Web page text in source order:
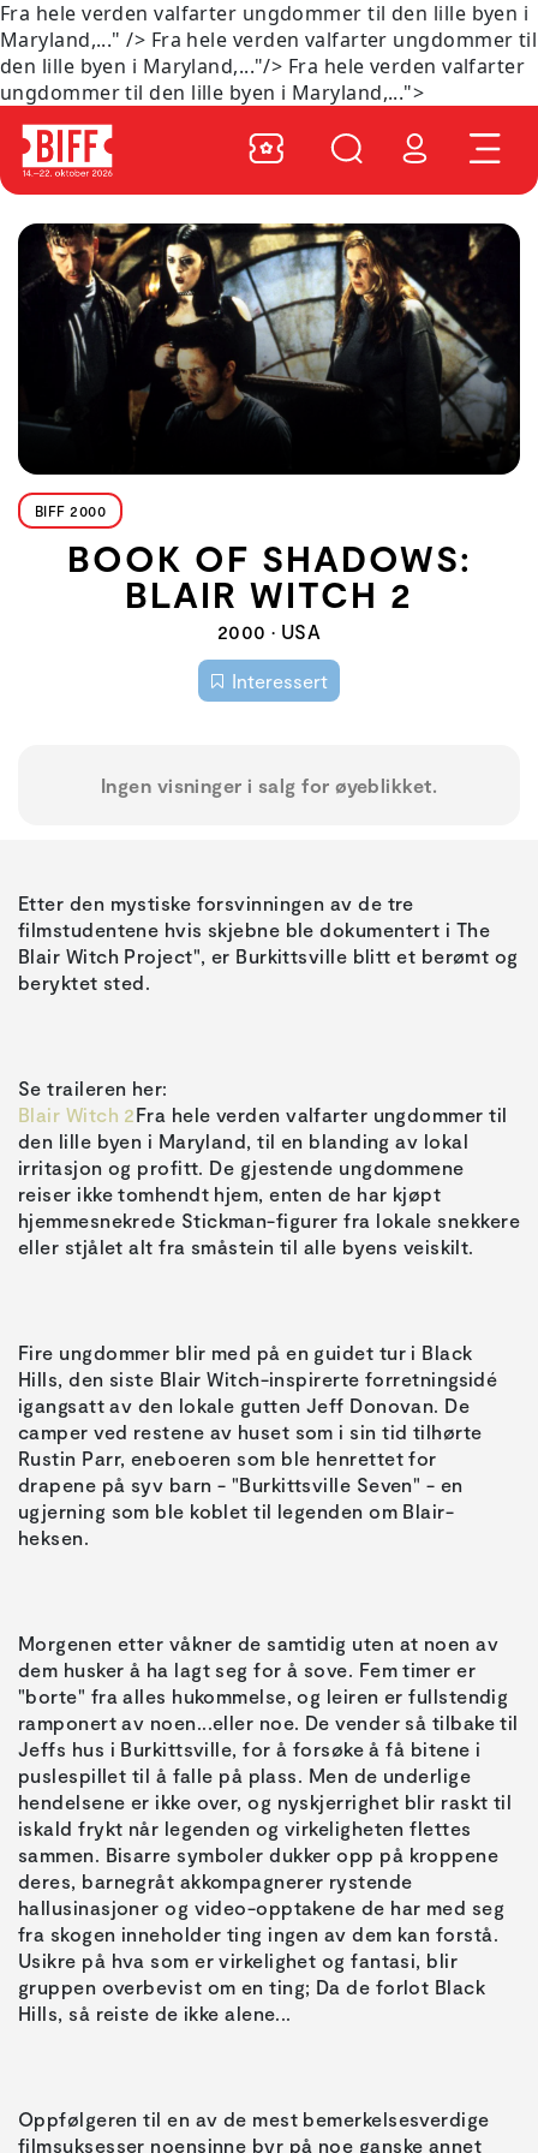
Fra hele verden valfarter ungdommer til den lille byen i
Maryland,..." /> Fra hele verden valfarter ungdommer til
den lille byen i Maryland,..."/> Fra hele verden valfarter
ungdommer til den lille byen i Maryland,...">
BIFF 2000
BOOK OF SHADOWS:
BLAIR WITCH 2
2000 • USA
Interessert
Ingen visninger i salg for øyeblikket.
Etter den mystiske forsvinningen av de tre
filmstudentene hvis skjebne ble dokumentert i The
Blair Witch Project", er Burkittsville blitt et berømt og
Blair Witch 2Fra hele verden valfarter ungdommer til
den lille byen i Maryland, til en blanding av lokal
irritasjon og profitt. De gjestende ungdommene
reiser ikke tomhendt hjem, enten de har kjøpt
hjemmesnekrede Stickman-figurer fra lokale snekkere
Fire ungdommer blir med på en guidet tur i Black
Hills, den siste Blair Witch-inspirerte forretningsidé
igangsatt av den lokale gutten Jeff Donovan. De
camper ved restene av huset som i sin tid tilhørte
Rustin Parr, eneboeren som ble henrettet for
drapene på syv barn - "Burkittsville Seven" - en
ugjerning som ble koblet til legenden om Blair-
Morgenen etter våkner de samtidig uten at noen av
dem husker å ha lagt seg for å sove. Fem timer er
"borte" fra alles hukommelse, og leiren er fullstendig
ramponert av noen...eller noe. De vender så tilbake til
Jeffs hus i Burkittsville, for å forsøke å få bitene i
puslespillet til å falle på plass. Men de underlige
hendelsene er ikke over, og nyskjerrighet blir raskt til
iskald frykt når legenden og virkeligheten flettes
sammen. Bisarre symboler dukker opp på kroppene
deres, barnegråt akkompagnerer rystende
hallusinasjoner og video-opptakene de har med seg
fra skogen inneholder ting ingen av dem kan forstå.
Usikre på hva som er virkelighet og fantasi, blir
gruppen overbevist om en ting; Da de forlot Black
Oppfølgeren til en av de mest bemerkelsesverdige
filmsuksesser noensinne byr på noe ganske annet